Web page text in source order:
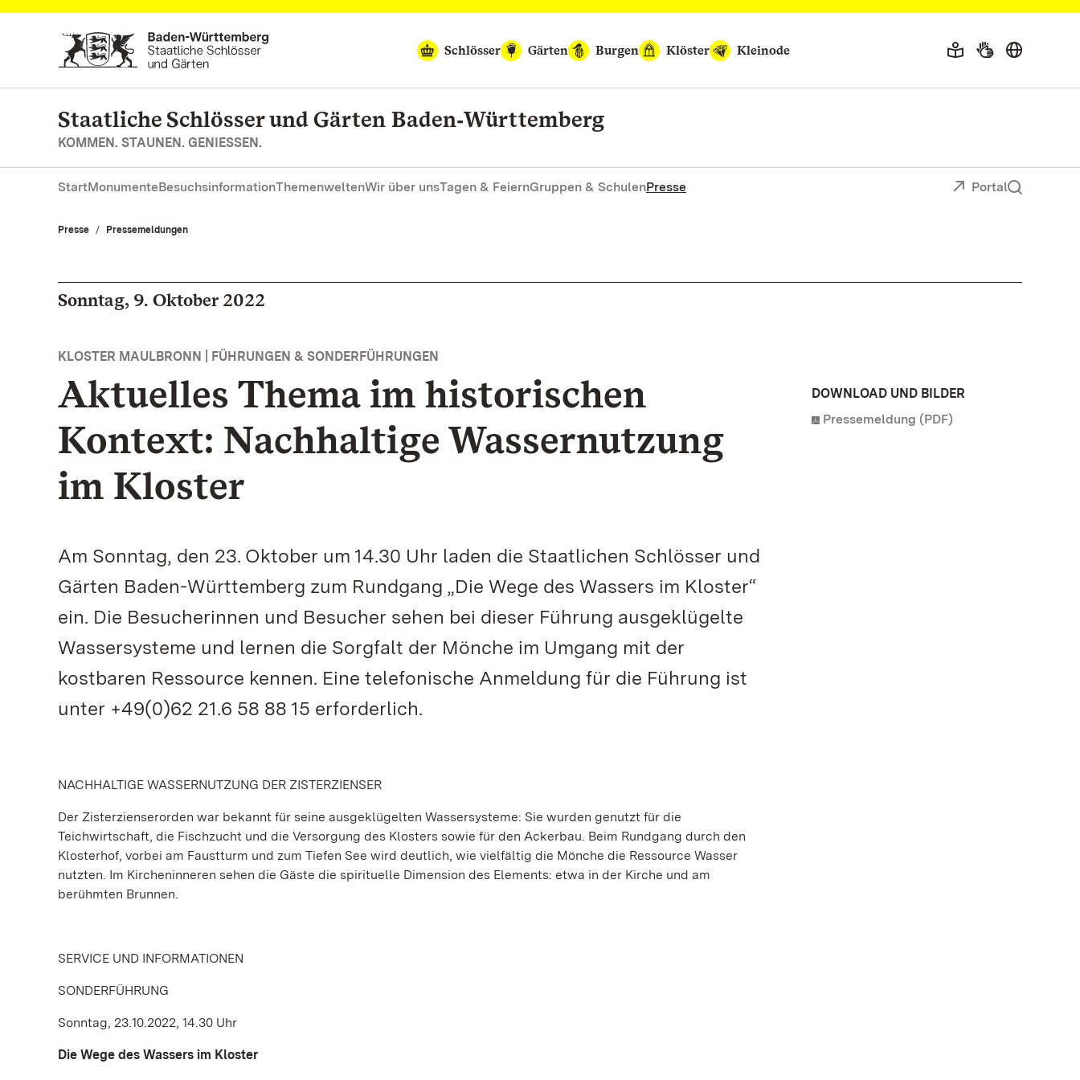
Zum Hauptinhalt springen
Schlösser
Gärten Burgen Klöster Kleinode
Staatliche Schlösser und Gärten Baden‑Württemberg
KOMMEN. STAUNEN. GENIESSEN.
StartMonumenteBesuchsinformationThemenweltenWir über unsTagen & FeiernGruppen & SchulenPresse Portal
Presse Pressemeldungen
Sonntag, 9. Oktober 2022
KLOSTER MAULBRONN | FÜHRUNGEN & SONDERFÜHRUNGEN
Aktuelles Thema im historischen
Kontext: Nachhaltige Wassernutzung
im Kloster
Am Sonntag, den 23. Oktober um 14.30 Uhr laden die Staatlichen Schlösser und
Gärten Baden-Württemberg zum Rundgang „Die Wege des Wassers im Kloster“
ein. Die Besucherinnen und Besucher sehen bei dieser Führung ausgeklügelte
Wassersysteme und lernen die Sorgfalt der Mönche im Umgang mit der
kostbaren Ressource kennen. Eine telefonische Anmeldung für die Führung ist
unter +49(0)62 21.6 58 88 15 erforderlich.
NACHHALTIGE WASSERNUTZUNG DER ZISTERZIENSER
Der Zisterzienserorden war bekannt für seine ausgeklügelten Wassersysteme: Sie wurden genutzt für die
Teichwirtschaft, die Fischzucht und die Versorgung des Klosters sowie für den Ackerbau. Beim Rundgang durch den
Klosterhof, vorbei am Faustturm und zum Tiefen See wird deutlich, wie vielfältig die Mönche die Ressource Wasser
nutzten. Im Kircheninneren sehen die Gäste die spirituelle Dimension des Elements: etwa in der Kirche und am
berühmten Brunnen.
SERVICE UND INFORMATIONEN
SONDERFÜHRUNG
Sonntag, 23.10.2022, 14.30 Uhr
Die Wege des Wassers im Kloster
DOWNLOAD UND BILDER
Pressemeldung (PDF)